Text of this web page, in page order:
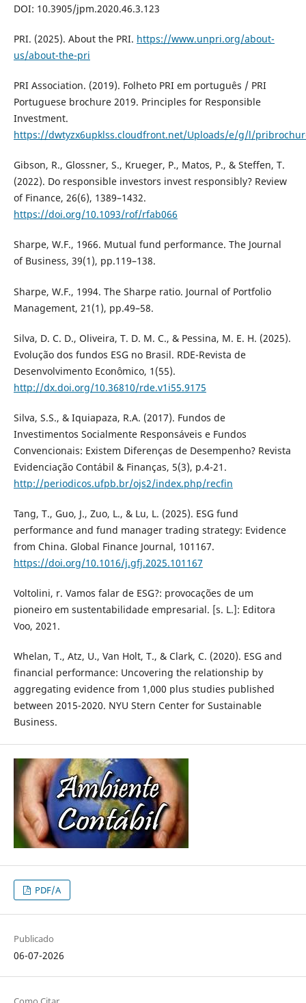
DOI: 10.3905/jpm.2020.46.3.123
PRI. (2025). About the PRI. https://www.unpri.org/about-
us/about-the-pri
PRI Association. (2019). Folheto PRI em português / PRI
Portuguese brochure 2019. Principles for Responsible
Investment.
https://dwtyzx6upklss.cloudfront.net/Uploads/e/g/l/
Gibson, R., Glossner, S., Krueger, P., Matos, P., & Steffen, T.
(2022). Do responsible investors invest responsibly? Review
of Finance, 26(6), 1389–1432.
https://doi.org/10.1093/rof/rfab066
Sharpe, W.F., 1966. Mutual fund performance. The Journal
of Business, 39(1), pp.119–138.
Sharpe, W.F., 1994. The Sharpe ratio. Journal of Portfolio
Management, 21(1), pp.49–58.
Silva, D. C. D., Oliveira, T. D. M. C., & Pessina, M. E. H. (2025).
Evolução dos fundos ESG no Brasil. RDE-Revista de
Desenvolvimento Econômico, 1(55).
http://dx.doi.org/10.36810/rde.v1i55.9175
Silva, S.S., & Iquiapaza, R.A. (2017). Fundos de
Investimentos Socialmente Responsáveis e Fundos
Convencionais: Existem Diferenças de Desempenho? Revista
Evidenciação Contábil & Finanças, 5(3), p.4-21.
http://periodicos.ufpb.br/ojs2/index.php/recfin
Tang, T., Guo, J., Zuo, L., & Lu, L. (2025). ESG fund
performance and fund manager trading strategy: Evidence
from China. Global Finance Journal, 101167.
https://doi.org/10.1016/j.gfj.2025.101167
Voltolini, r. Vamos falar de ESG?: provocações de um
pioneiro em sustentabilidade empresarial. [s. L.]: Editora
Voo, 2021.
Whelan, T., Atz, U., Van Holt, T., & Clark, C. (2020). ESG and
financial performance: Uncovering the relationship by
aggregating evidence from 1,000 plus studies published
between 2015-2020. NYU Stern Center for Sustainable
Business.
PDF/A
Publicado
06-07-2026